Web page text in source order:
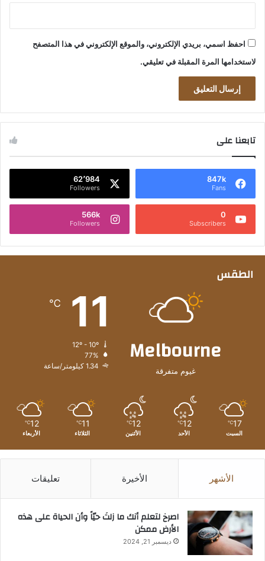
احفظ اسمي، بريدي الإلكتروني، والموقع الإلكتروني في هذا المتصفح
لاستخدامها المرة المقبلة في تعليقي.
تابعنا على
847k
Fans
62٬984
Followers
0
Subscribers
566k
Followers
الطقس
Melbourne
غيوم متفرقة
11
℃
77%
1.34 كيلومتر/ساعة
17
℃
السبت
12
℃
الأحد
12
℃
الأثنين
11
℃
الثلاثاء
12
℃
الأربعاء
الأشهر الأخيرة تعليقات
‫اصرخ لتعلم أنك ما زلتَ حيّاً وأن الحياة على هذه
الأرض ممكن
ديسمبر 21, 2024